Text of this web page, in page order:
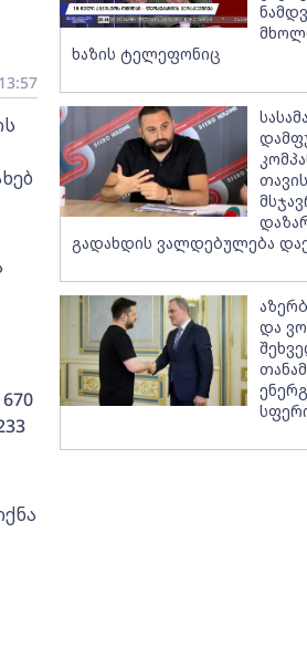
ხაზის ტელეფონიც
გადახდის ვალდებულება
და